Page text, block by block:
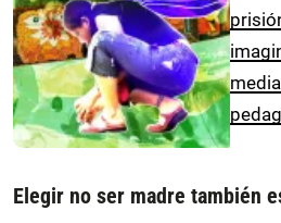
Elegir no ser madre también